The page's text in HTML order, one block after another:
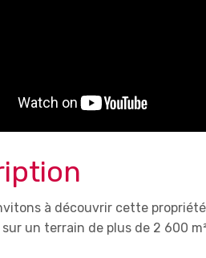
à découvrir cette
un terrain de plus de 2 600